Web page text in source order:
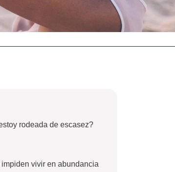
rodeada de escasez?
vivir en abundancia